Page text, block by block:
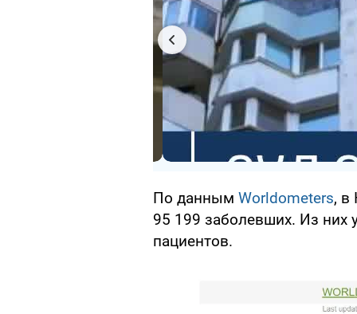
По данным Worldometers, в
95 199 заболевших. Из них
пациентов.